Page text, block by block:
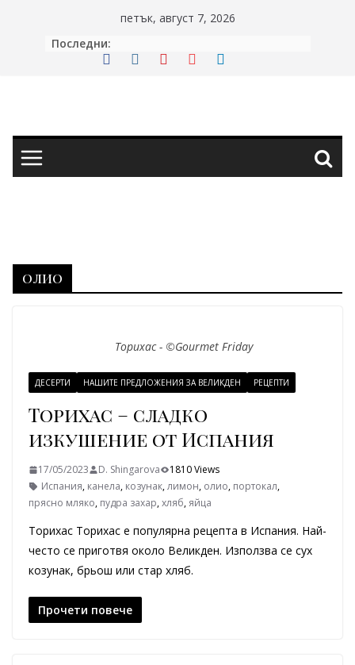
петък, август 7, 2026
Последни:
олио
Торихас - ©Gourmet Friday
ДЕСЕРТИ НАШИТЕ ПРЕДЛОЖЕНИЯ ЗА ВЕЛИКДЕН РЕЦЕПТИ
Торихас – сладко
изкушение от Испания
17/05/2023 D. Shingarova
1810 Views
Испания, канела, козунак,лимон, олио, портокал,
прясно мляко, пудра захар,хляб, яйца
Торихас Торихас е популярна рецепта в Испания. Най-
често се приготвя около Великден. Използва се сух
козунак, брьош или стар хляб.
Прочети повече